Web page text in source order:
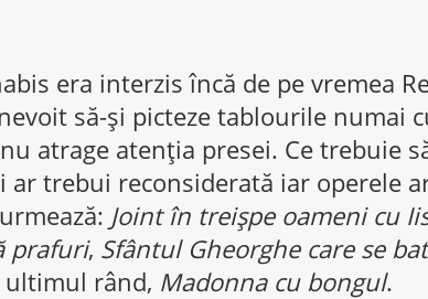
era interzis încă de pe vremea
să-şi picteze tablourile numai
atrage atenţia presei. Ce trebuie
ar trebui reconsiderată iar operele
Joint în treişpe oameni cu
prafuri, Sfântul Gheorghe care se
ultimul rând, Madonna cu bongul.